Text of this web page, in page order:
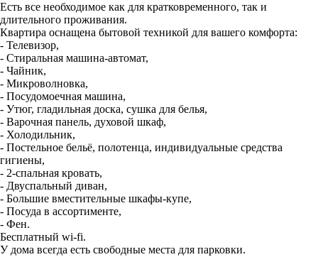
Есть все необходимое как для кратковременного, так и
длительного проживания.
Квартира оснащена бытовой техникой для вашего комфорта:
- Телевизор,
- Стиральная машина-автомат,
- Чайник,
- Микроволновка,
- Посудомоечная машина,
- Утюг, гладильная доска, сушка для белья,
- Варочная панель, духовой шкаф,
- Холодильник,
- Постельное бельё, полотенца, индивидуальные средства
гигиены,
- 2-спальная кровать,
- Двуспальный диван,
- Большие вместительные шкафы-купе,
- Посуда в ассортименте,
- Фен.
Бесплатный wi-fi.
У дома всегда есть свободные места для парковки.